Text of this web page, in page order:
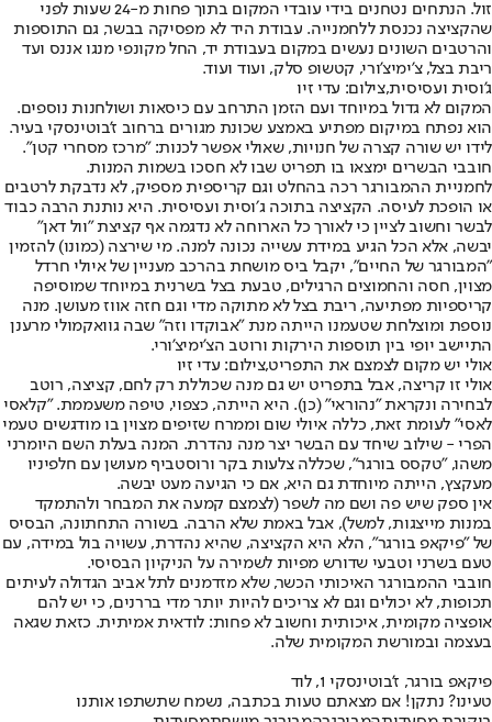
זול. הנתחים נטחנים בידי עובדי המקום בתוך פחות מ-24 שעות לפני
שהקציצה נכנסת ללחמנייה. עבודת היד לא מפסיקה בבשר, גם התוספות
והרטבים השונים נעשים במקום בעבודת יד, החל מקונפי מנגו אננס ועד
ריבת בצל, צ'ימיצ'ורי, קטשופ סלק, ועוד ועוד.
ג'וסית ועסיסית,צילום: עדי זיו
המקום לא גדול במיוחד ועם הזמן התרחב עם כיסאות ושולחנות נוספים.
הוא נפתח במיקום מפתיע באמצע שכונת מגורים ברחוב ז'בוטינסקי בעיר.
לידו יש שורה קצרה של חנויות, שאולי אפשר לכנות: "מרכז מסחרי קטן".
חובבי הבשרים ימצאו בו תפריט שבו לא חסכו בשמות המנות.
לחמניית ההמבורגר רכה בהחלט וגם קריספית מספיק, לא נדבקת לרטבים
או הופכת לעיסה. הקציצה בתוכה ג׳וסית ועסיסית. היא נותנת הרבה כבוד
לבשר וחשוב לציין כי לאורך כל הארוחה לא נדגמה אף קציצת "וול דאן"
יבשה, אלא הכל הגיע במידת עשייה נכונה למנה. מי שירצה (כמונו) להזמין
"המבורגר של החיים", יקבל ביס מושחת בהרכב מעניין של איולי חרדל
מצוין, חסה והחמוצים הרגילים, טבעת בצל בשרנית במיוחד שמוסיפה
קריספיות מפתיעה, ריבת בצל לא מתוקה מדי וגם חזה אווז מעושן. מנה
נוספת ומוצלחת שטעמנו הייתה מנת "אבוקדו וזה" שבה גוואקמולי מרענן
התיישב יופי בין תוספות הירקות ורוטב הצ'ימיצ'ורי.
אולי יש מקום לצמצם את התפריט,צילום: עדי זיו
אולי זו קריצה, אבל בתפריט יש גם מנה שכוללת רק לחם, קציצה, רוטב
לבחירה ונקראת "נהוראי" (כן). היא הייתה, כצפוי, טיפה משעממת. "קלאסי
לאסי" לעומת זאת, כללה איולי שום וממרח שזיפים מצוין בו מודגשים טעמי
הפרי - שילוב שיחד עם הבשר יצר מנה נהדרת. המנה בעלת השם היומרני
משהו, "טקסס בורגר", שכללה צלעות בקר ורוסטביף מעושן עם חלפיניו
מעקצץ, הייתה מיוחדת גם היא, אם כי הגיעה מעט יבשה.
אין ספק שיש פה ושם מה לשפר (לצמצם קמעה את המבחר ולהתמקד
במנות מייצגות, למשל), אבל באמת שלא הרבה. בשורה התחתונה, הבסיס
של "פיקאפ בורגר", הלא היא הקציצה, שהיא נהדרת, עשויה בול במידה, עם
טעם בשרני וטבעי שדורש מפיות לשמירה על הניקיון הבסיסי.
חובבי ההמבורגר האיכותי הכשר, שלא מזדמנים לתל אביב הגדולה לעיתים
תכופות, לא יכולים וגם לא צריכים להיות יותר מדי בררנים, כי יש להם
אופציה מקומית, איכותית וחשוב לא פחות: לודאית אמיתית. כזאת שגאה
בעצמה ובמורשת המקומית שלה.
פיקאפ בורגר, ז'בוטינסקי 1, לוד
טעינו? נתקן! אם מצאתם טעות בכתבה, נשמח שתשתפו אותנו